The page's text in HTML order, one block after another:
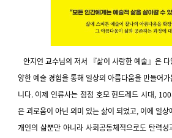
안지언 교수님의 저서 『삶이 사랑한 예술』은
양한 예술 경험을 통해 일상의 아름다움을 만들어
니다. 이제 인류사는 점점 호모 헌드레드 시대,
은 괴로움이 아닌 의미 있는 삶이 되었고, 이에 일
개인의 삶뿐만 아니라 사회공동체적으로도 탄력